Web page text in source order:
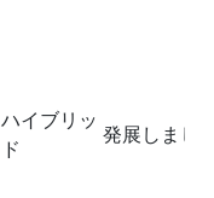
ハイブリッ
ド
発展しまし